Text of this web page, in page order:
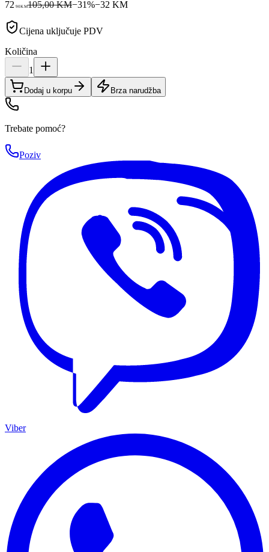
72 90KM105,00 KM−31%−32 KM
Cijena uključuje PDV
Količina
1
Dodaj u korpu Brza narudžba
Trebate pomoć?
Poziv
Viber